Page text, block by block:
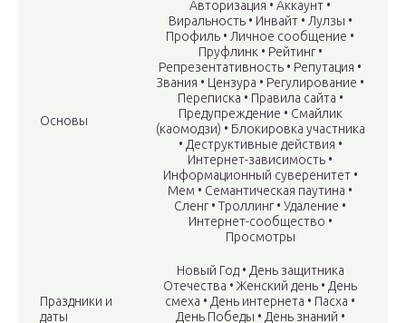
Основы
Авторизация • Аккаунт •
Виральность • Инвайт • Лулзы •
Профиль • Личное сообщение •
Пруфлинк • Рейтинг •
Репрезентативность • Репутация •
Звания • Цензура •‎ Регулирование •‎
Переписка •‎ Правила сайта •‎
Предупреждение • Смайлик
(каомодзи) • Блокировка участника
• Деструктивные действия •
Интернет-зависимость •
Информационный суверенитет •
Мем • Семантическая паутина •
Сленг • Троллинг • Удаление •
Интернет-сообщество •
Просмотры
Праздники и
даты
Новый Год • День защитника
Отечества • Женский день • День
смеха • День интернета • Пасха •
День Победы • День знаний •